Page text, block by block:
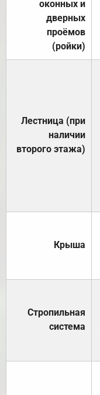
оконных и
дверных
проёмов
(ройки)
Лестница (при
наличии
второго этажа)
Крыша
Стропильная
система